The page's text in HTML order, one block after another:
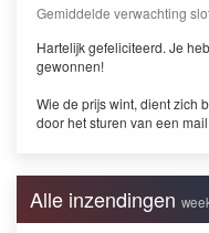
Gemiddelde verwachting
Hartelijk gefeliciteerd. Je
gewonnen!
Wie de prijs wint, dient zich
door het sturen van een
Alle inzendingen